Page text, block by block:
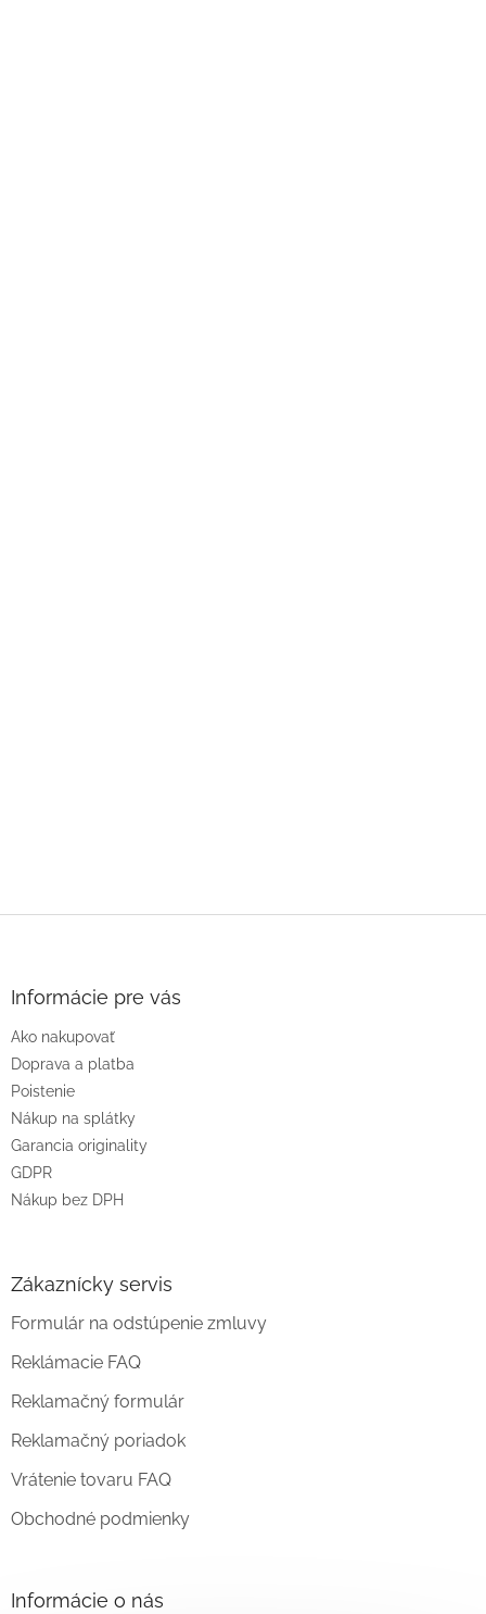
Informácie pre vás
Ako nakupovať
Doprava a platba
Poistenie
Nákup na splátky
Garancia originality
GDPR
Nákup bez DPH
Zákaznícky servis
Formulár na odstúpenie zmluvy
Reklámacie FAQ
Reklamačný formulár
Reklamačný poriadok
Vrátenie tovaru FAQ
Obchodné podmienky
Informácie o nás